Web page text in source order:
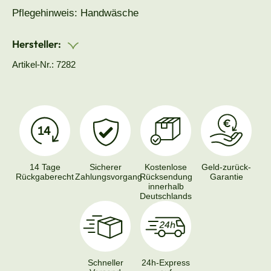
Pflegehinweis: Handwäsche
Hersteller:
Artikel-Nr.: 7282
14 Tage
Rückgaberecht
Sicherer
Zahlungsvorgang
Kostenlose
Rücksendung
innerhalb
Deutschlands
Geld-zurück-
Garantie
Schneller
24h-Express